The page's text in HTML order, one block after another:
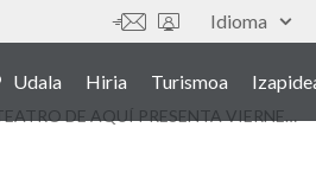
Idioma
Tresnak
Main
navigation
Udala Hiria Turismoa